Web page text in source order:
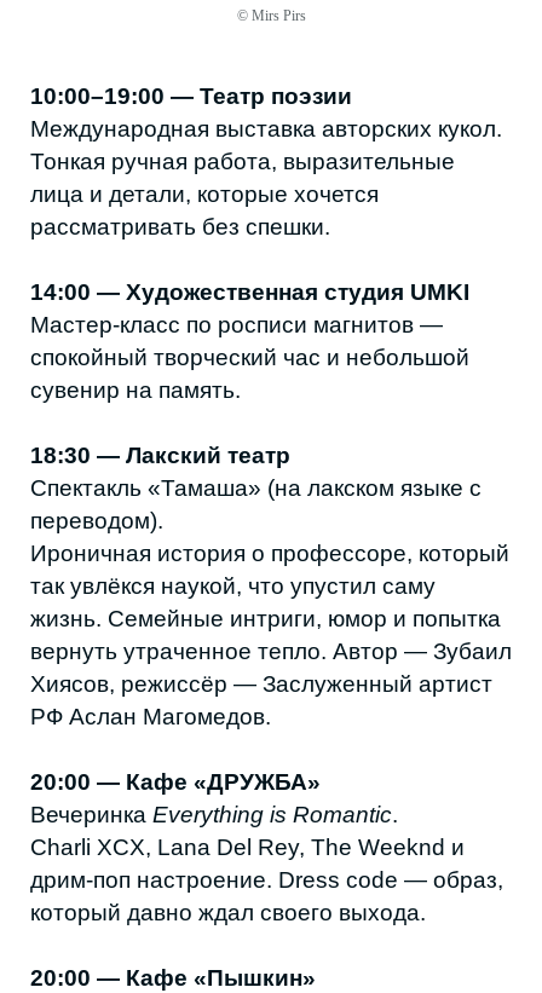
© Mirs Pirs
переводом).
Ироничная история о профессоре, который
так увлёкся наукой, что упустил саму
жизнь. Семейные интриги, юмор и попытка
вернуть утраченное тепло. Автор — Зубаил
Хиясов, режиссёр — Заслуженный артист
20:00 — Кафе «ДРУЖБА»
ВечеринкаEverything is Romantic.
Charli XCX, Lana Del Rey, The Weeknd и
дрим-поп настроение. Dress code — образ,
который давно ждал своего выхода.
20:00 — Кафе «Пышкин»
Вечер семейного кино: «Кунг-фу панда»,
«Один дома», «101 далматинец»,
«Холодное сердце», «Рождественские
хроники», «Ледниковый период».
21:00 — Кафе-бар БУЕК
DJ-сет электронного музыканта Mirs Pirs.
Минималистичная электроника и
атмосфера вечернего бара.
СУББОТА — 10 ЯНВАРЯ